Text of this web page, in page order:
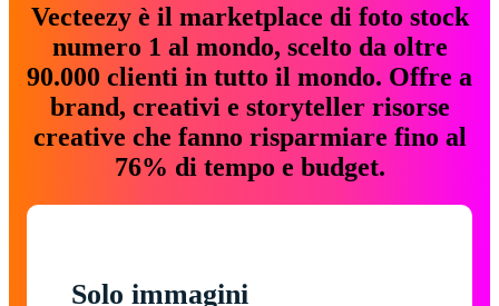
Vecteezy è il marketplace di foto stock
numero 1 al mondo, scelto da oltre
90.000 clienti in tutto il mondo. Offre a
brand, creativi e storyteller risorse
creative che fanno risparmiare fino al
76% di tempo e budget.
Solo immagini